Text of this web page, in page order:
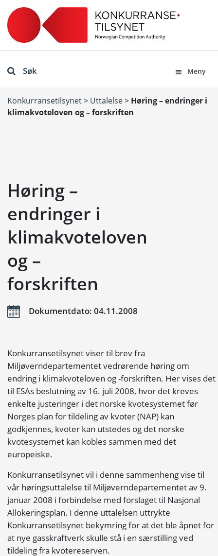
Søk Meny
Konkurransetilsynet> Uttalelse> Høring – endringer i
klimakvoteloven og – forskriften
Høring –
endringer i
klimakvoteloven
og –
forskriften
Dokumentdato: 04.11.2008
Konkurransetilsynet viser til brev fra
Miljøverndepartementet vedrørende høring om
endring i klimakvoteloven og -forskriften. Her vises det
til ESAs beslutning av 16. juli 2008, hvor det kreves
enkelte justeringer i det norske kvotesystemet før
Norges plan for tildeling av kvoter (NAP) kan
godkjennes, kvoter kan utstedes og det norske
kvotesystemet kan kobles sammen med det
europeiske.
Konkurransetilsynet vil i denne sammenheng vise til
vår høringsuttalelse til Miljøverndepartementet av 9.
januar 2008 i forbindelse med forslaget til Nasjonal
Allokeringsplan. I denne uttalelsen uttrykte
Konkurransetilsynet bekymring for at det ble åpnet for
at nye gasskraftverk skulle stå i en særstilling ved
tildeling fra kvotereserven.